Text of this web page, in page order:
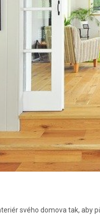
svého domova tak, aby